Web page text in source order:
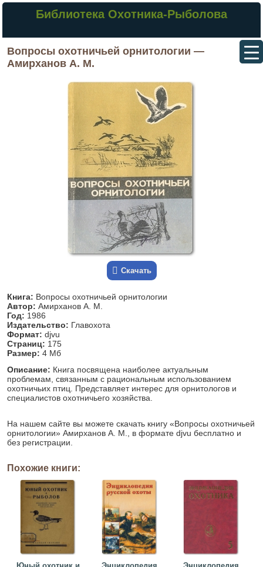
Библиотека Охотника-Рыболова
Вопросы охотничьей орнитологии —
Амирханов А. М.
Скачать
Книга: Вопросы охотничьей орнитологии
Автор: Амирханов А. М.
Год: 1986
Издательство: Главохота
Формат: djvu
Страниц: 175
Размер: 4 Мб
Описание: Книга посвящена наиболее актуальным
проблемам, связанным с рациональным использованием
охотничьих птиц. Представляет интерес для орнитологов и
специалистов охотничьего хозяйства.
На нашем сайте вы можете скачать книгу «Вопросы охотничьей
орнитологии» Амирханов А. М., в формате djvu бесплатно и
без регистрации.
Похожие книги: